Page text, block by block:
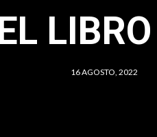
16 AGOSTO, 2022